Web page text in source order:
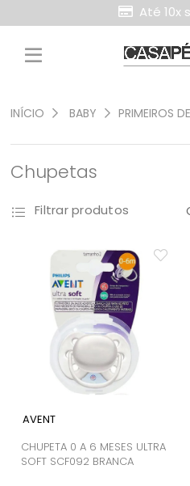
Entre com
Até 10x
Retire
INÍCIO BABY PRIMEIROS
Chupetas
Filtrar produtos
AVENT
CHUPETA 0 A 6 MESES ULTRA
SOFT SCF092 BRANCA